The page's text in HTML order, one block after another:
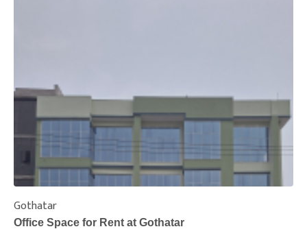
Gothatar
Office Space for Rent at Gothatar